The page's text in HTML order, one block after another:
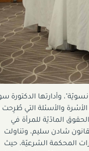
وأدارتها الدكتورة
والأسئلة التي
المادّيّة للمرأة في
شادن سليم، وتناولت
المحكمة الشرعيّة، حيث